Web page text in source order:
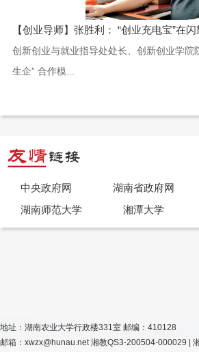
【创业导师】张胜利： “创业充电宝”在闪
创新创业与就业指导处处长、创新创业学
生企” 合作模...
中央政府网 湖南省政府网
湖南师范大学
湘潭大学
地址：湖南农业大学行政楼331室 邮编：410128
邮箱：xwzx@hunau.net 湘教QS3-200504-000029 |